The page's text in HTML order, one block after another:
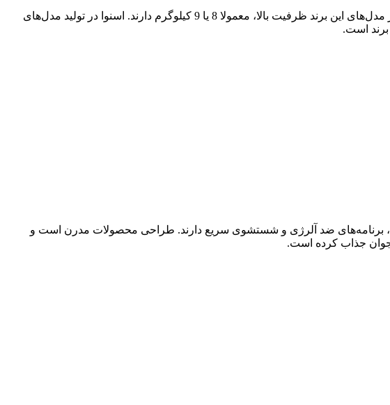
ماشین لباسشویی اسنوا با طراحی مدرن و استفاده از فناوری‌های جدید توانسته جایگاه خوبی در بازار داخلی پیدا کند. بیشتر مدل‌های این برند ظرفیت بالا، معمولا 8 یا 9 کیلوگرم دارند. اسنوا در تولید مدل‌های
است.
برنامه‌های ضد آلرژی و شستشوی سریع دارند. طراحی محصولات مدرن است و
جذاب کرده است.